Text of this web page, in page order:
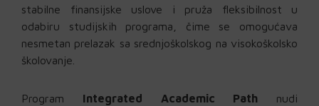
stabilne finansijske uslove i pruža fleksibilnost u
odabiru studijskih programa, čime se omogućava
nesmetan prelazak sa srednjoškolskog na visokoškolsko
školovanje.
Program Integrated Academic Path nudi